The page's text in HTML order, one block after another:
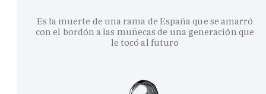
Es la muerte de una rama de España que se amarró
con el bordón a las muñecas de una generación que
le tocó al futuro